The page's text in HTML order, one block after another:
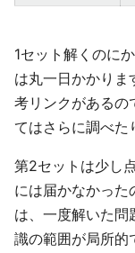
1セット解くのに
は丸一日かかり
考リンクがあるの
てはさらに調べた
第2セットは少し
には届かなかった
は、一度解いた問
識の範囲が局所